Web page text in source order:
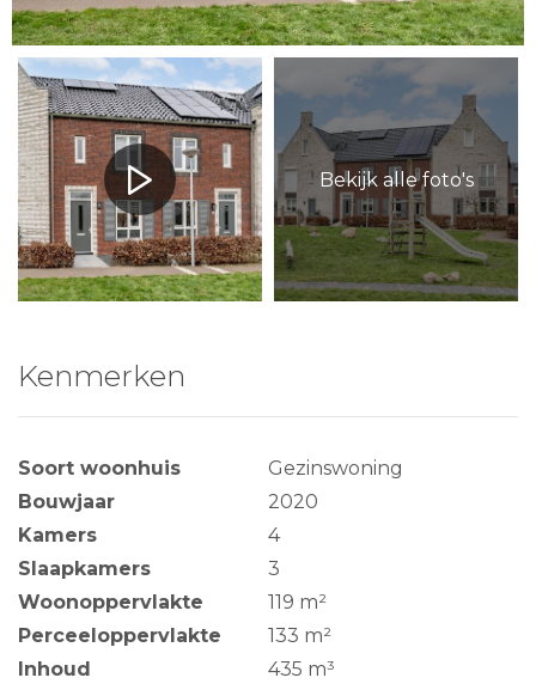
Bekijk alle foto's
Kenmerken
Soort woonhuis
Gezinswoning
Bouwjaar
2020
Kamers
4
Slaapkamers
3
Woonoppervlakte
119 m²
Perceeloppervlakte
133 m²
Inhoud
435 m³